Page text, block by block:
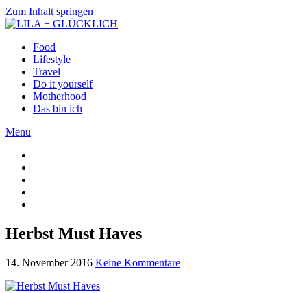
Zum Inhalt springen
Food
Lifestyle
Travel
Do it yourself
Motherhood
Das bin ich
Menü
Herbst Must Haves
14. November 2016 Keine Kommentare